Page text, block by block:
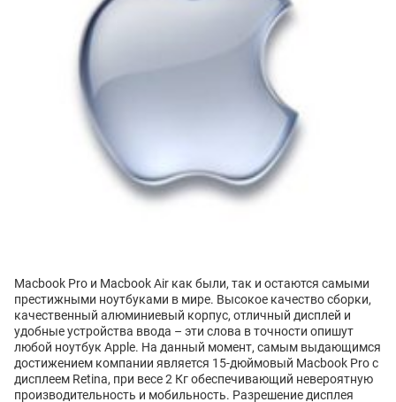
Macbook Pro и Macbook Air как были, так и остаются самыми
престижными ноутбуками в мире. Высокое качество сборки,
качественный алюминиевый корпус, отличный дисплей и
удобные устройства ввода – эти слова в точности опишут
любой ноутбук Apple. На данный момент, самым выдающимся
достижением компании является 15-дюймовый Macbook Pro с
дисплеем Retina, при весе 2 Кг обеспечивающий невероятную
производительность и мобильность. Разрешение дисплея